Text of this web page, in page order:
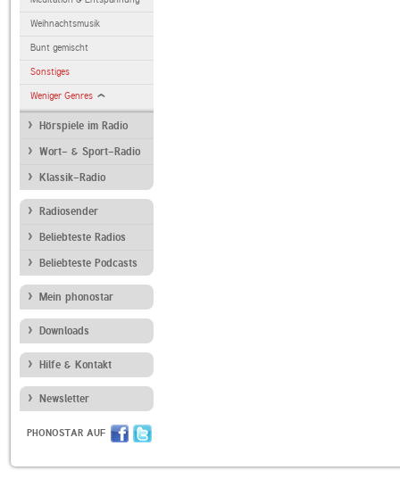
Weihnachtsmusik
Bunt gemischt
Sonstiges
Weniger Genres
Hörspiele im Radio
Wort- & Sport-Radio
Klassik-Radio
Radiosender
Beliebteste Radios
Beliebteste Podcasts
Mein phonostar
Downloads
Hilfe & Kontakt
Newsletter
PHONOSTAR AUF